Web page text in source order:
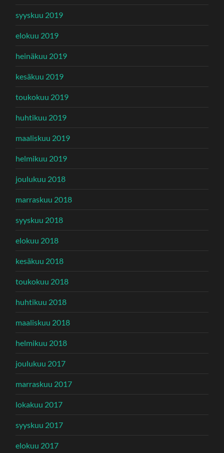
syyskuu 2019
elokuu 2019
heinäkuu 2019
kesäkuu 2019
toukokuu 2019
huhtikuu 2019
maaliskuu 2019
helmikuu 2019
joulukuu 2018
marraskuu 2018
syyskuu 2018
elokuu 2018
kesäkuu 2018
toukokuu 2018
huhtikuu 2018
maaliskuu 2018
helmikuu 2018
joulukuu 2017
marraskuu 2017
lokakuu 2017
syyskuu 2017
elokuu 2017